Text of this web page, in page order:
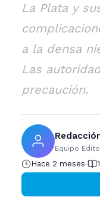
La Plata y
a la densa
Las
precaución.
Equipo
Hace 2 meses